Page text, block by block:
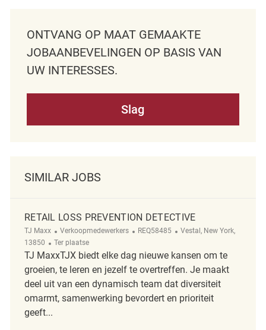
ONTVANG OP MAAT GEMAAKTE
JOBAANBEVELINGEN OP BASIS VAN
UW INTERESSES.
Slag
SIMILAR JOBS
RETAIL LOSS PREVENTION DETECTIVE
TJ Maxx Categorie
Verkoopmedewerkers ReqId
REQ58485 Plaats
Vestal, New York,
13850
Afgelegen
Ter plaatse
TJ MaxxTJX biedt elke dag nieuwe kansen om te
groeien, te leren en jezelf te overtreffen. Je maakt
deel uit van een dynamisch team dat diversiteit
omarmt, samenwerking bevordert en prioriteit
geeft...